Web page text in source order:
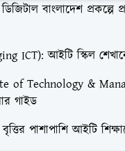
ডিজিটাল বাংলাদেশ প্রকল্পে
ICT): আইটি স্কিল
of Technology &
গাইড
বৃত্তির পাশাপাশি আইটি